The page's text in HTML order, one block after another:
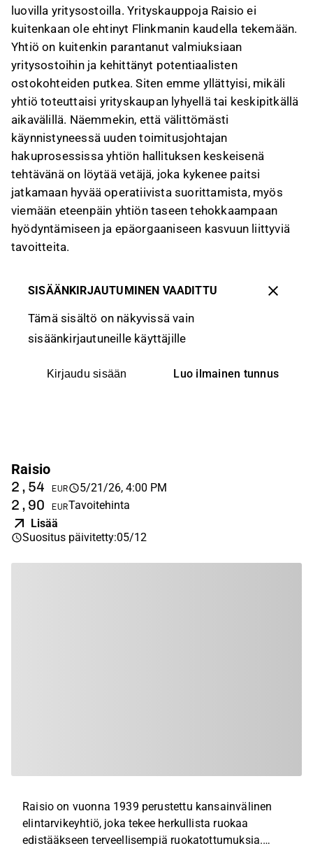
luovilla yritysostoilla. Yrityskauppoja Raisio ei
kuitenkaan ole ehtinyt Flinkmanin kaudella tekemään.
Yhtiö on kuitenkin parantanut valmiuksiaan
yritysostoihin ja kehittänyt potentiaalisten
ostokohteiden putkea. Siten emme yllättyisi, mikäli
yhtiö toteuttaisi yrityskaupan lyhyellä tai keskipitkällä
aikavälillä. Näemmekin, että välittömästi
käynnistyneessä uuden toimitusjohtajan
hakuprosessissa yhtiön hallituksen keskeisenä
tehtävänä on löytää vetäjä, joka kykenee paitsi
jatkamaan hyvää operatiivista suorittamista, myös
viemään eteenpäin yhtiön taseen tehokkaampaan
hyödyntämiseen ja epäorgaaniseen kasvuun liittyviä
tavoitteita.
SISÄÄNKIRJAUTUMINEN VAADITTU
Tämä sisältö on näkyvissä vain
sisäänkirjautuneille käyttäjille
Kirjaudu sisään Luo ilmainen tunnus
Raisio
2,54 EUR 5/21/26, 4:00 PM
2,90 EURTavoitehinta
Lisää
Suositus päivitetty:05/12
Raisio on vuonna 1939 perustettu kansainvälinen
elintarvikeyhtiö, joka tekee herkullista ruokaa
edistääkseen terveellisempiä ruokatottumuksia.